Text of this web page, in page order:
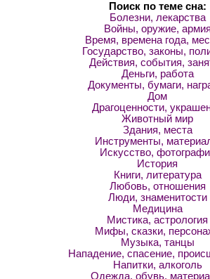
Поиск по теме сна:
Болезни, лекарства
Войны, оружие, армия
Время, времена года,
Государство, законы,
Действия, события,
Деньги, работа
Документы, бумаги,
Дом
Драгоценности,
Животный мир
Здания, места
Инструменты,
Искусство,
История
Книги, литература
Любовь, отношения
Люди, знаменитости
Медицина
Мистика, астрология
Мифы, сказки,
Музыка, танцы
Нападение, спасение,
Напитки, алкоголь
Одежда, обувь,